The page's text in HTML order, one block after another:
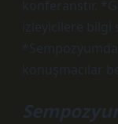
konferanstır.
izleyicilere
konuşmacılar